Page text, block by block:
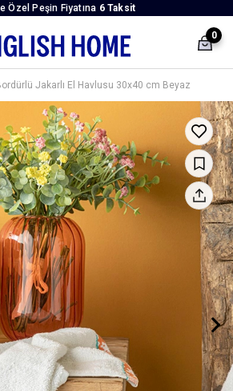
Özel Peşin Fiyatına 6 Taksit
0
Jakarlı El Havlusu 30x40 cm Beyaz